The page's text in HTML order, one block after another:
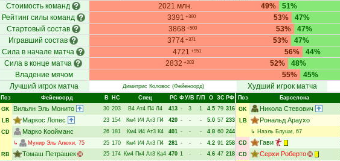
Стоимость команд
2021 млн. 49%
51%
Рейтинг силы команд
3391 +360 53%
47%
Стартовый состав
3868 +500 53%
47%
Игравший состав
3774 +371 53%
47%
Сила в начале матча
4721 +951 56%
44%
Сила в конце матча
2832 +203 52%
48%
Владение мячом
55%
45%
Лучший игрок матча
Димитрис Коловос (Фейеноорд) Худший игрок матча
Поз
Фейеноорд В НC Спец РC ФУ/В Г/П О ЗС РФ
GK
Вильян Эль Монито 30 203 В4 Ат4 П4 Л4 413 - 3 1 4.5 79 316
LB
Маркос Лопес 23 154 Км4 И4 Ат3 П4 420 - - - 5.0 57 233
CD
Марко Коойманс 26 181 Км4 И4 Ат3 К4 401 - - - 4.8 60 244
↳
Мунир Эль Алюхи, 75 25 170 Км4 И4 Ат3 П4 281 - - - 4.2 91 258
RB
Томаш Петрашек 25 174 Км4 Пк4 Ат3 Ка4 470 1 - - 4.6 47 218
Поз Барселона
GK
Никола Стевович
LB
Рональд Араухо
↳ Наэль Блуши, 67
CD
Гави
CD
Серхи Роберто